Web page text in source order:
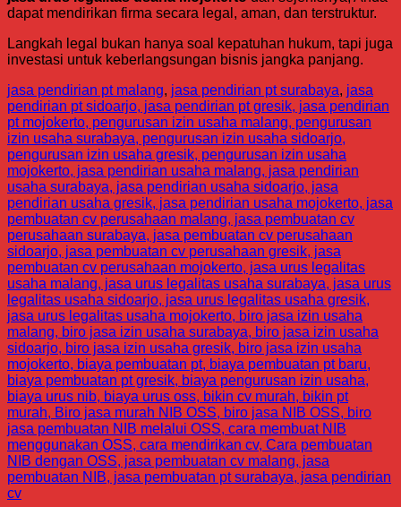
dapat mendirikan firma secara legal, aman, dan terstruktur.
Langkah legal bukan hanya soal kepatuhan hukum, tapi juga
investasi untuk keberlangsungan bisnis jangka panjang.
jasa pendirian pt malang, jasa pendirian pt surabaya, jasa
pendirian pt sidoarjo, jasa pendirian pt gresik, jasa pendirian
pt mojokerto, pengurusan izin usaha malang, pengurusan
izin usaha surabaya, pengurusan izin usaha sidoarjo,
pengurusan izin usaha gresik, pengurusan izin usaha
mojokerto, jasa pendirian usaha malang, jasa pendirian
usaha surabaya, jasa pendirian usaha sidoarjo, jasa
pendirian usaha gresik, jasa pendirian usaha mojokerto, jasa
pembuatan cv perusahaan malang, jasa pembuatan cv
perusahaan surabaya, jasa pembuatan cv perusahaan
sidoarjo, jasa pembuatan cv perusahaan gresik, jasa
pembuatan cv perusahaan mojokerto, jasa urus legalitas
usaha malang, jasa urus legalitas usaha surabaya, jasa urus
legalitas usaha sidoarjo, jasa urus legalitas usaha gresik,
jasa urus legalitas usaha mojokerto, biro jasa izin usaha
malang, biro jasa izin usaha surabaya, biro jasa izin usaha
sidoarjo, biro jasa izin usaha gresik, biro jasa izin usaha
mojokerto, biaya pembuatan pt, biaya pembuatan pt baru,
biaya pembuatan pt gresik, biaya pengurusan izin usaha,
biaya urus nib, biaya urus oss, bikin cv murah, bikin pt
murah, Biro jasa murah NIB OSS, biro jasa NIB OSS, biro
jasa pembuatan NIB melalui OSS, cara membuat NIB
menggunakan OSS, cara mendirikan cv, Cara pembuatan
NIB dengan OSS, jasa pembuatan cv malang, jasa
pembuatan NIB, jasa pembuatan pt surabaya, jasa pendirian
cv